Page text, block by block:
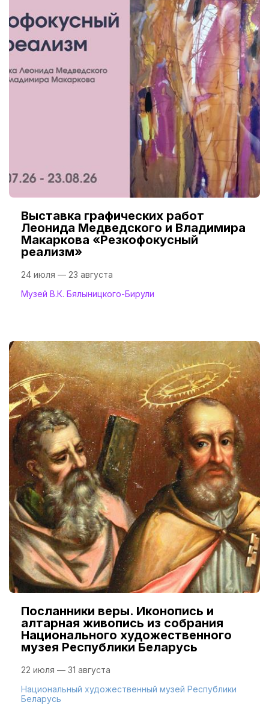
Выставка графических работ
Леонида Медведского и Владимира
Макаркова «Резкофокусный
реализм»
24 июля — 23 августа
Музей В.К. Бялыницкого-Бирули
Посланники веры. Иконопись и
алтарная живопись из собрания
Национального художественного
музея Республики Беларусь
22 июля — 31 августа
Национальный художественный музей Республики
Беларусь